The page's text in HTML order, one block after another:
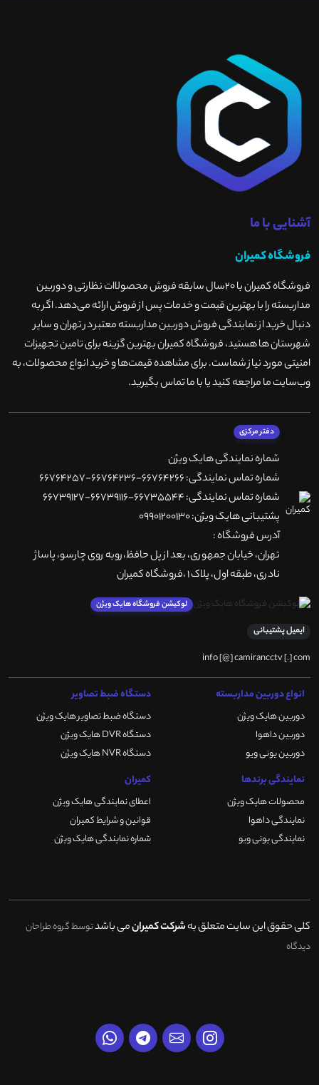
آشنایی با ما
فروشگاه کمیران
فروشگاه کمیران با ۲۰سال سابقه فروش محصولاات نظارتی و دوربین
مداربسته را با بهترین قیمت و خدمات پس از فروش ارائه می‌دهد. اگر به
دنبال خرید از نمایندگی فروش دوربین مداربسته معتبر در تهران و سایر
شهرستان ها هستید، فروشگاه کمیران بهترین گزینه برای تامین تجهیزات
امنیتی مورد نیاز شماست. برای مشاهده قیمت‌ها و خرید انواع محصولات، به
وب‌سایت ما مراجعه کنید یا با ما تماس بگیرید.
دفتر مرکزی
شماره نمایندگی هایک ویژن
شماره تماس نمایندگی: 66764266-66764236-66764257
شماره تماس نمایندگی: 66735544-66739116-66739127
پشتیبانی هایک ویژن: 09901200130
آدرس فروشگاه :
تهران، خيابان جمهوری، بعد از پل حافظ،روبه روی چارسو، پاساژ
نادری، طبقه اول، پلاک 1 ،فروشگاه کمیران
لوکیشن فروشگاه هایک ویژن
ایمیل پشتیبانی
info [@] camirancctv [.] com
انواع دوربین مداربسته
دوربین هایک ویژن
دوربین داهوا
دوربین یونی ویو
دستگاه ضبط تصاویر
دستگاه ضبط تصاویر هایک ویژن
دستگاه DVR هایک ویژن
دستگاه NVR هایک ویژن
نمایندگی برندها
محصولات هایک ویژن
نمایندگی داهوا
نمایندگی یونی ویو
کمیران
اعطای نمایندگی هایک ویژن
قوانین و شرایط کمیران
شماره نمایندگی هایک ویژن
کلی حقوق این سایت متعلق بهشرکت کمیرانمی باشدتوسط گروه طراحان
دیدگاه